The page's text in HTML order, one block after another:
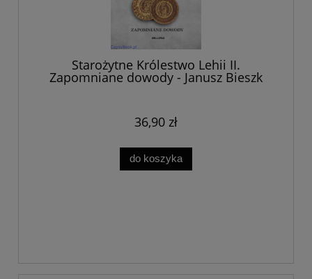
Starożytne Królestwo Lehii II.
Zapomniane dowody - Janusz Bieszk
36,90 zł
do koszyka